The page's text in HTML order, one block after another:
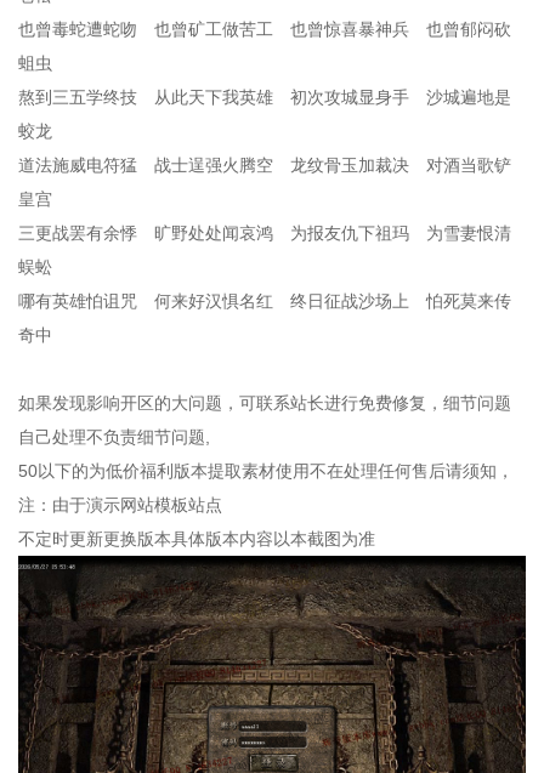
也曾毒蛇遭蛇吻 也曾矿工做苦工 也曾惊喜暴神兵 也曾郁闷砍
蛆虫
熬到三五学终技 从此天下我英雄 初次攻城显身手 沙城遍地是
蛟龙
道法施威电符猛 战士逞强火腾空 龙纹骨玉加裁决 对酒当歌铲
皇宫
三更战罢有余悸 旷野处处闻哀鸿 为报友仇下祖玛 为雪妻恨清
蜈蚣
哪有英雄怕诅咒 何来好汉惧名红 终日征战沙场上 怕死莫来传
奇中
如果发现影响开区的大问题，可联系站长进行免费修复，细节问题
自己处理不负责细节问题,
50以下的为低价福利版本提取素材使用不在处理任何售后请须知，
注：由于演示网站模板站点
不定时更新更换版本具体版本内容以本截图为准